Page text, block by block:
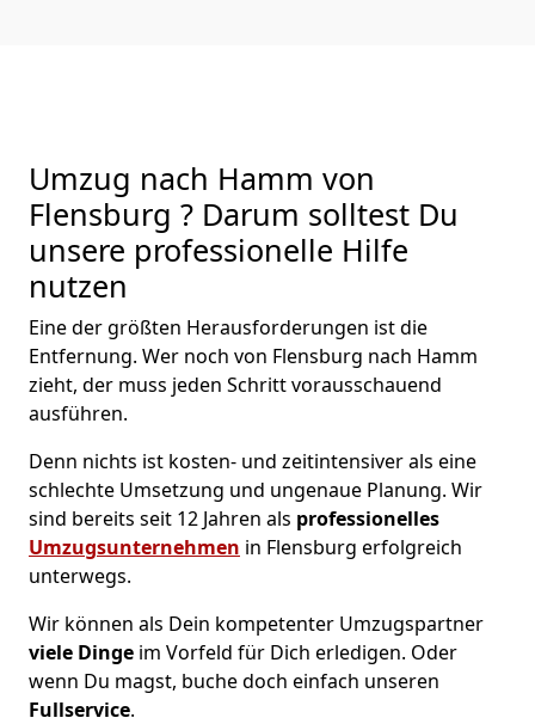
Umzug nach Hamm von
Flensburg ? Darum solltest Du
unsere professionelle Hilfe
nutzen
Eine der größten Herausforderungen ist die
Entfernung. Wer noch von Flensburg nach Hamm
zieht, der muss jeden Schritt vorausschauend
ausführen.
Denn nichts ist kosten- und zeitintensiver als eine
schlechte Umsetzung und ungenaue Planung. Wir
sind bereits seit 12 Jahren als professionelles
Umzugsunternehmen in Flensburg erfolgreich
unterwegs.
Wir können als Dein kompetenter Umzugspartner
viele Dinge im Vorfeld für Dich erledigen. Oder
wenn Du magst, buche doch einfach unseren
Fullservice.